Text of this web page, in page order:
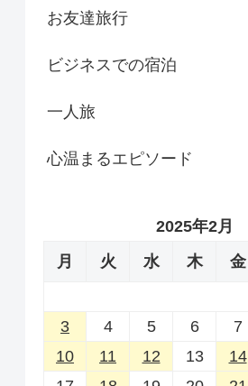
お友達旅行
ビジネスでの宿泊
一人旅
心温まるエピソード
2025年2月
月
火 水 木 金
3
4 5 6 7
10
11 12 13 14